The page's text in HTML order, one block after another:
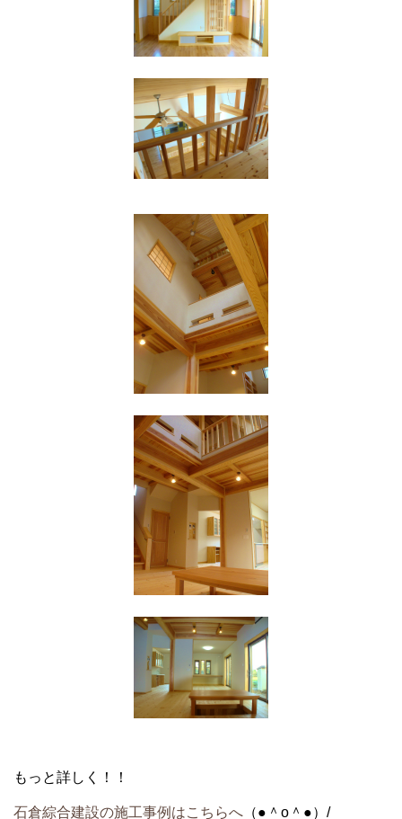
もっと詳しく！！
石倉綜合建設の施工事例はこちらへ （●＾o＾●）/